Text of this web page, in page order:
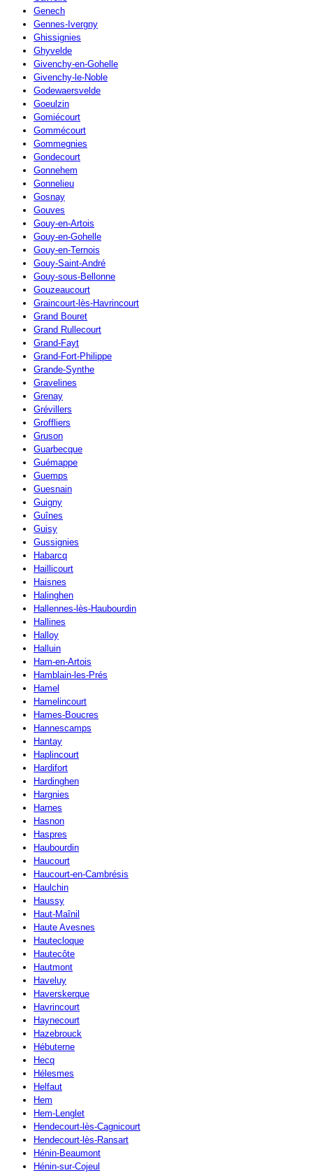
Genech
Gennes-Ivergny
Ghissignies
Ghyvelde
Givenchy-en-Gohelle
Givenchy-le-Noble
Godewaersvelde
Goeulzin
Gomiécourt
Gommécourt
Gommegnies
Gondecourt
Gonnehem
Gonnelieu
Gosnay
Gouves
Gouy-en-Artois
Gouy-en-Gohelle
Gouy-en-Ternois
Gouy-Saint-André
Gouy-sous-Bellonne
Gouzeaucourt
Graincourt-lès-Havrincourt
Grand Bouret
Grand Rullecourt
Grand-Fayt
Grand-Fort-Philippe
Grande-Synthe
Gravelines
Grenay
Grévillers
Groffliers
Gruson
Guarbecque
Guémappe
Guemps
Guesnain
Guigny
Guînes
Guisy
Gussignies
Habarcq
Haillicourt
Haisnes
Halinghen
Hallennes-lès-Haubourdin
Hallines
Halloy
Halluin
Ham-en-Artois
Hamblain-les-Prés
Hamel
Hamelincourt
Hames-Boucres
Hannescamps
Hantay
Haplincourt
Hardifort
Hardinghen
Hargnies
Harnes
Hasnon
Haspres
Haubourdin
Haucourt
Haucourt-en-Cambrésis
Haulchin
Haussy
Haut-Maînil
Haute Avesnes
Hautecloque
Hautecôte
Hautmont
Haveluy
Haverskerque
Havrincourt
Haynecourt
Hazebrouck
Hébuterne
Hecq
Hélesmes
Helfaut
Hem
Hem-Lenglet
Hendecourt-lès-Cagnicourt
Hendecourt-lès-Ransart
Hénin-Beaumont
Hénin-sur-Cojeul